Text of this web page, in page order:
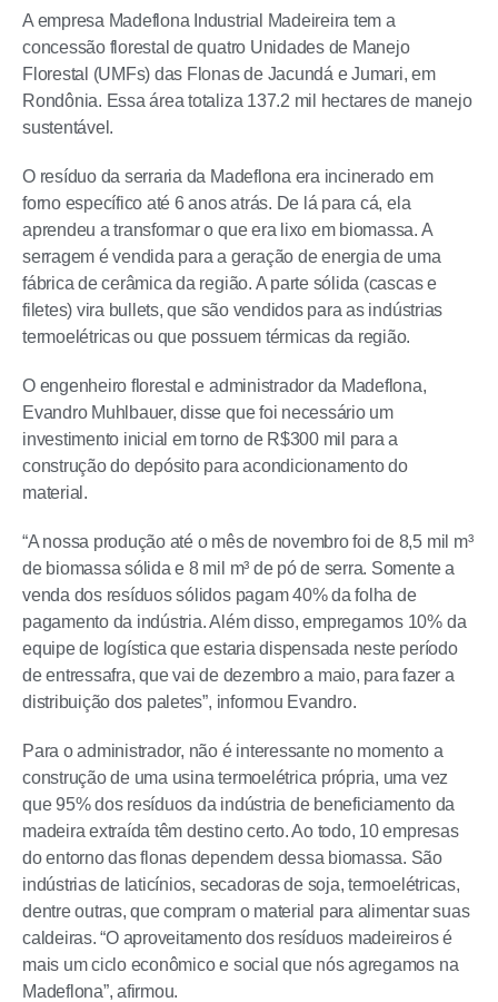
A empresa Madeflona Industrial Madeireira tem a
concessão florestal de quatro Unidades de Manejo
Florestal (UMFs) das Flonas de Jacundá e Jumari, em
Rondônia. Essa área totaliza 137.2 mil hectares de manejo
sustentável.
O resíduo da serraria da Madeflona era incinerado em
forno específico até 6 anos atrás. De lá para cá, ela
aprendeu a transformar o que era lixo em biomassa. A
serragem é vendida para a geração de energia de uma
fábrica de cerâmica da região. A parte sólida (cascas e
filetes) vira bullets, que são vendidos para as indústrias
termoelétricas ou que possuem térmicas da região.
O engenheiro florestal e administrador da Madeflona,
Evandro Muhlbauer, disse que foi necessário um
investimento inicial em torno de R$300 mil para a
construção do depósito para acondicionamento do
material.
“A nossa produção até o mês de novembro foi de 8,5 mil m³
de biomassa sólida e 8 mil m³ de pó de serra. Somente a
venda dos resíduos sólidos pagam 40% da folha de
pagamento da indústria. Além disso, empregamos 10% da
equipe de logística que estaria dispensada neste período
de entressafra, que vai de dezembro a maio, para fazer a
distribuição dos paletes”, informou Evandro.
Para o administrador, não é interessante no momento a
construção de uma usina termoelétrica própria, uma vez
que 95% dos resíduos da indústria de beneficiamento da
madeira extraída têm destino certo. Ao todo, 10 empresas
do entorno das flonas dependem dessa biomassa. São
indústrias de laticínios, secadoras de soja, termoelétricas,
dentre outras, que compram o material para alimentar suas
caldeiras. “O aproveitamento dos resíduos madeireiros é
mais um ciclo econômico e social que nós agregamos na
Madeflona”, afirmou.